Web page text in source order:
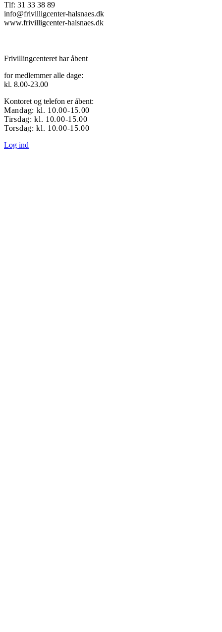
Tlf: 31 33 38 89
info@frivilligcenter-halsnaes.dk
www.frivilligcenter-halsnaes.dk
Frivillingcenteret har åbent
for medlemmer alle dage:
kl. 8.00-23.00
Kontoret og telefon er åbent:
Mandag: kl. 10.00-15.00
Tirsdag: kl. 10.00-15.00
Torsdag: kl. 10.00-15.00
Log ind